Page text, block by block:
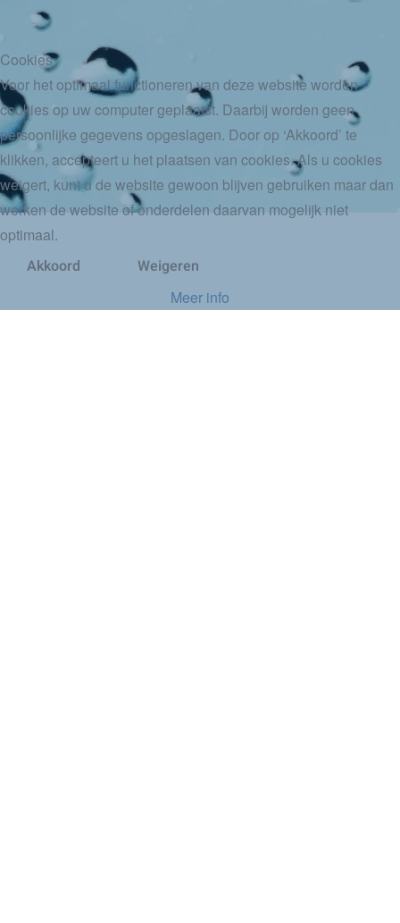
Cookies
Voor het optimaal functioneren van deze website worden
cookies op uw computer geplaatst. Daarbij worden geen
persoonlijke gegevens opgeslagen. Door op ‘Akkoord’ te
klikken, accepteert u het plaatsen van cookies. Als u cookies
weigert, kunt u de website gewoon blijven gebruiken maar dan
werken de website of onderdelen daarvan mogelijk niet
optimaal.
Akkoord Weigeren
Meer info